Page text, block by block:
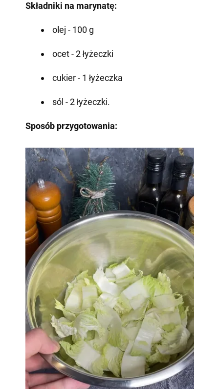
Składniki na marynatę:
olej - 100 g
ocet - 2 łyżeczki
cukier - 1 łyżeczka
sól - 2 łyżeczki.
Sposób przygotowania: